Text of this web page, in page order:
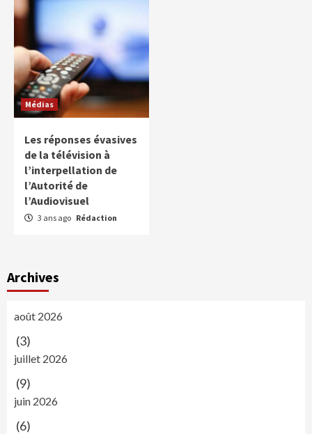
Médias
Les réponses évasives
de la télévision à
l’interpellation de
l’Autorité de
l’Audiovisuel
3 ans ago Rédaction
Archives
août 2026
(3)
juillet 2026
(9)
juin 2026
(6)